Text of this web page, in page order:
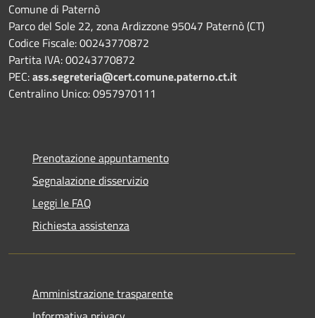
Comune di Paternò
Parco del Sole 22, zona Ardizzone 95047 Paternò (CT)
Codice Fiscale: 00243770872
Partita IVA: 00243770872
PEC:ass.segreteria@cert.comune.paterno.ct.it
Centralino Unico: 0957970111
Prenotazione appuntamento
Segnalazione disservizio
Leggi le FAQ
Richiesta assistenza
Amministrazione trasparente